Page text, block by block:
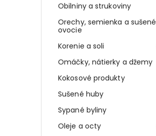
Obilniny a strukoviny
Orechy, semienka a sušené
ovocie
Korenie a soli
Omáčky, nátierky a džemy
Kokosové produkty
Sušené huby
Sypané byliny
Oleje a octy